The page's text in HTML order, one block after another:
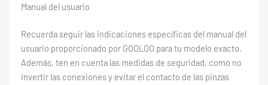
Manual del usuario
Recuerda seguir las indicaciones específicas del manual del
usuario proporcionado por GOOLOO para tu modelo exacto.
Además, ten en cuenta las medidas de seguridad, como no
invertir las conexiones y evitar el contacto de las pinzas